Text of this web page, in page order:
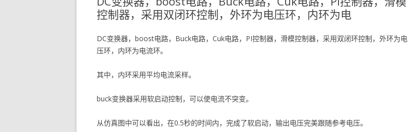
控制器，采用双闭环控制，外环为电压环，内环为电
DC变换器，boost电路，Buck电路，Cuk电路，PI控制器，滑模控制器，采用双闭环控制，外环为电
压环，内环为电流环。
其中，内环采用平均电流采样。
buck变换器采用软启动控制，可以使电流不突变。
从仿真图中可以看出，在0.5秒的时间内，完成了软启动，输出电压完美跟随参考电压。